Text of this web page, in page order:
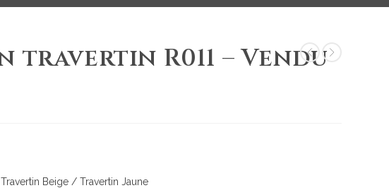
travertin R011 – Vendu
Beige / Travertin Jaune